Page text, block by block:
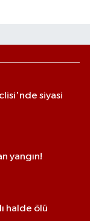
siyasi
yangın!
halde ölü